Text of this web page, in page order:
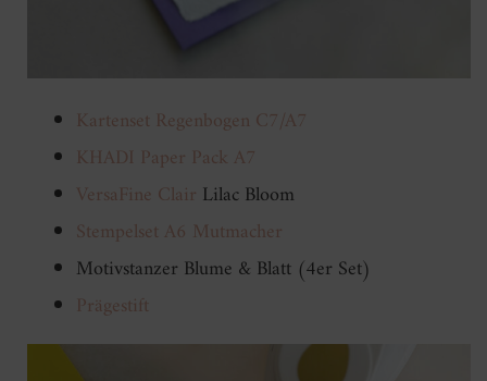
Kartenset Regenbogen C7/A7
KHADI Paper Pack A7
VersaFine Clair Lilac Bloom
Stempelset A6 Mutmacher
Motivstanzer Blume & Blatt (4er Set)
Prägestift